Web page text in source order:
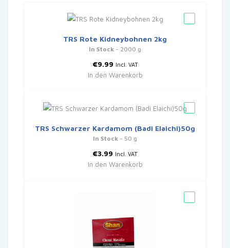
TRS Rote Kidneybohnen 2kg
In Stock - 2000 g
€9.99 Incl. VAT
In den Warenkorb
TRS Schwarzer Kardamom (Badi Elaichi)50g
In Stock - 50 g
€3.99 Incl. VAT
In den Warenkorb